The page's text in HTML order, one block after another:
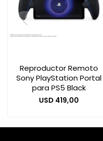
Reproductor Remoto
Sony PlayStation Portal
para PS5 Black
USD 419,00